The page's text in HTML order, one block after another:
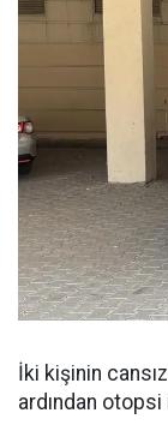
İki kişinin
ardından otopsi